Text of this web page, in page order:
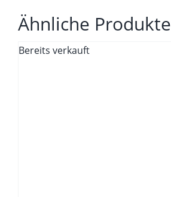
Ähnliche Produkte
Bereits verkauft